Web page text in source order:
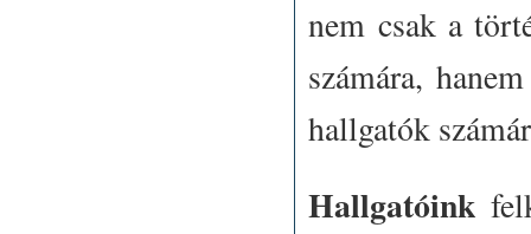
nem csak a
számára,
hallgatók
Hallgatóink